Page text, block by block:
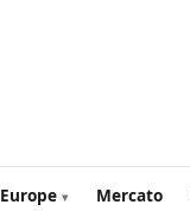
Europe Mercato